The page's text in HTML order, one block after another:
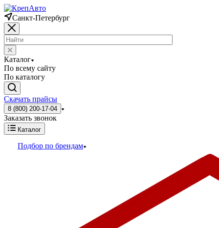
Санкт-Петербург
Каталог
По всему сайту
По каталогу
Скачать прайсы
8 (800) 200-17-04
Заказать звонок
Каталог
Подбор по брендам